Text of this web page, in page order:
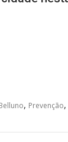
, Prevenção,